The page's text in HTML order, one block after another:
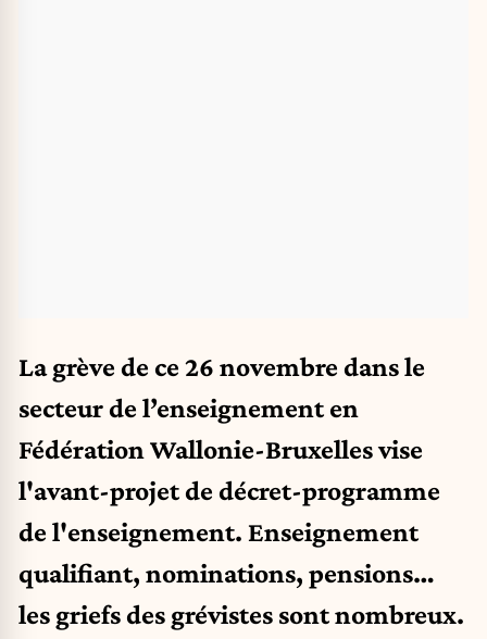
La grève de ce 26 novembre dans le
secteur de l’enseignement en
Fédération Wallonie-Bruxelles vise
l'avant-projet de décret-programme
de l'enseignement. Enseignement
qualifiant, nominations, pensions…
les griefs des grévistes sont nombreux.